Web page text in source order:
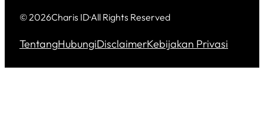
© 2026Charis ID·All Rights Reserved
TentangHubungiDisclaimerKebijakan Privasi